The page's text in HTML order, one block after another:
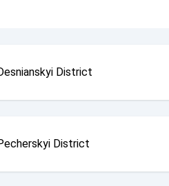
District
District